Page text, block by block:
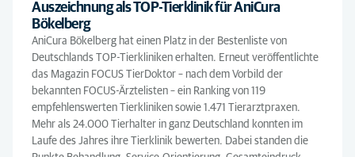
Auszeichnung als TOP-Tierklinik für AniCura
Bökelberg
AniCura Bökelberg hat einen Platz in der Bestenliste von
Deutschlands TOP-Tierkliniken erhalten. Erneut veröffentlichte
das Magazin FOCUS TierDoktor – nach dem Vorbild der
bekannten FOCUS-Ärztelisten – ein Ranking von 119
empfehlenswerten Tierkliniken sowie 1.471 Tierarztpraxen.
Mehr als 24.000 Tierhalter in ganz Deutschland konnten im
Laufe des Jahres ihre Tierklinik bewerten. Dabei standen die